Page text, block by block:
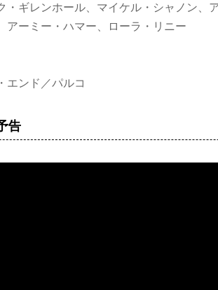
ギレンホール、マイケル・シャノン、
アーミー・ハマー、ローラ・リニー
ンド／パルコ
告